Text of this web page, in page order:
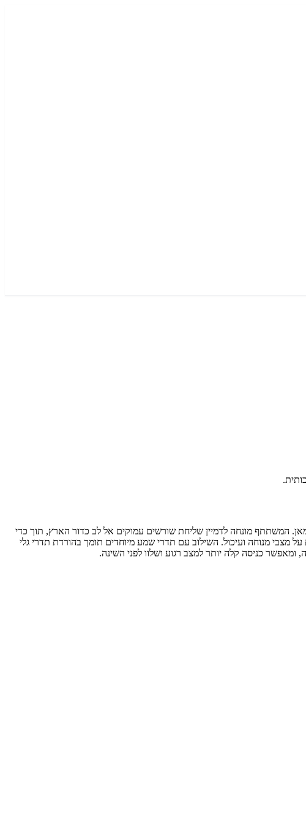
המשתתף מונחה לדמיין שליחת שורשים עמוקים אל לב כדור הארץ, תוך כדי
מצבי מנוחה ועיכול. השילוב עם תדרי שמע מיוחדים תומך בהורדת תדרי גלי
ומאפשר כניסה קלה יותר למצב רגוע ושלוו לפני השינה.